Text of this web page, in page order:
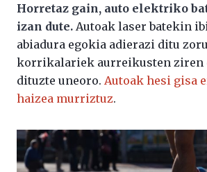
Horretaz gain, auto elektriko
izan dute. Autoak laser batekin
abiadura egokia adierazi ditu
korrikalariek aurreikusten ziren
dituzte uneoro. Autoak hesi gisa
haizea murriztuz.